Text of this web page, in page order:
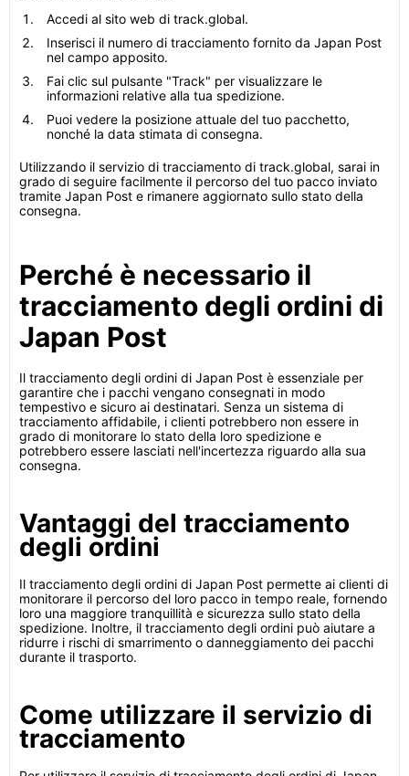
Accedi al sito web di track.global.
Inserisci il numero di tracciamento fornito da Japan Post
nel campo apposito.
Fai clic sul pulsante "Track" per visualizzare le
informazioni relative alla tua spedizione.
Puoi vedere la posizione attuale del tuo pacchetto,
nonché la data stimata di consegna.
Utilizzando il servizio di tracciamento di track.global, sarai in
grado di seguire facilmente il percorso del tuo pacco inviato
tramite Japan Post e rimanere aggiornato sullo stato della
consegna.
Perché è necessario il
tracciamento degli ordini di
Japan Post
Il tracciamento degli ordini di Japan Post è essenziale per
garantire che i pacchi vengano consegnati in modo
tempestivo e sicuro ai destinatari. Senza un sistema di
tracciamento affidabile, i clienti potrebbero non essere in
grado di monitorare lo stato della loro spedizione e
potrebbero essere lasciati nell'incertezza riguardo alla sua
consegna.
Vantaggi del tracciamento
degli ordini
Il tracciamento degli ordini di Japan Post permette ai clienti di
monitorare il percorso del loro pacco in tempo reale, fornendo
loro una maggiore tranquillità e sicurezza sullo stato della
spedizione. Inoltre, il tracciamento degli ordini può aiutare a
ridurre i rischi di smarrimento o danneggiamento dei pacchi
durante il trasporto.
Come utilizzare il servizio di
tracciamento